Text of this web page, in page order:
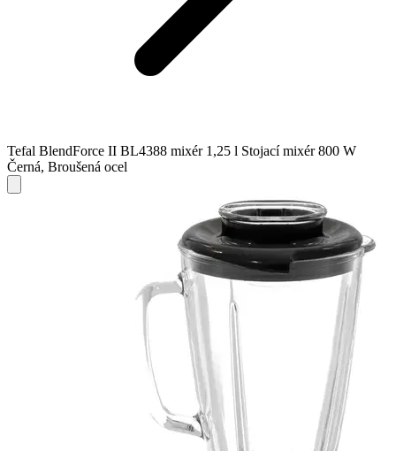
Tefal BlendForce II BL4388 mixér 1,25 l Stojací mixér 800 W
Černá, Broušená ocel